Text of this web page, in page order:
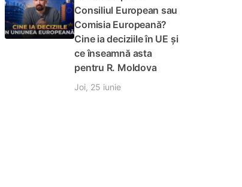
Consiliul European sau
Comisia Europeană?
Cine ia deciziile în UE și
ce înseamnă asta
pentru R. Moldova
Joi, 25 iunie